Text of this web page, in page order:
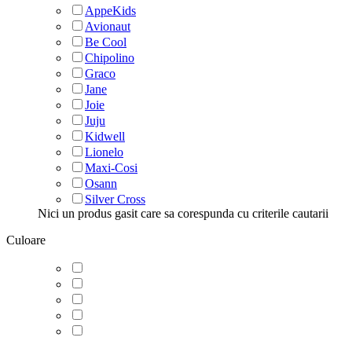
AppeKids
Avionaut
Be Cool
Chipolino
Graco
Jane
Joie
Juju
Kidwell
Lionelo
Maxi-Cosi
Osann
Silver Cross
Nici un produs gasit care sa corespunda cu criterile cautarii
Culoare